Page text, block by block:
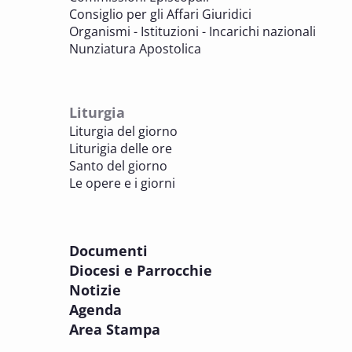
di culto
BENI CULTURALI E EDILIZIA DI CULTO
sezione Edilizia di culto
BENI CULTURALI E EDILIZIA DI CULTO
8 OTTOBRE 2025
Incontro online dei Direttori diocesani,
8 OTTOBRE 2025
Corso FC32.5 - Introduzione alla teologia
pastorale della salute
PASTORALE DELLA SALUTE
Consiglio per gli Affari Giuridici
Organismi - Istituzioni - Incarichi nazionali
Nunziatura Apostolica
Liturgia
Liturgia del giorno
Liturigia delle ore
Santo del giorno
Le opere e i giorni
Documenti
Diocesi e Parrocchie
Notizie
Agenda
Area Stampa